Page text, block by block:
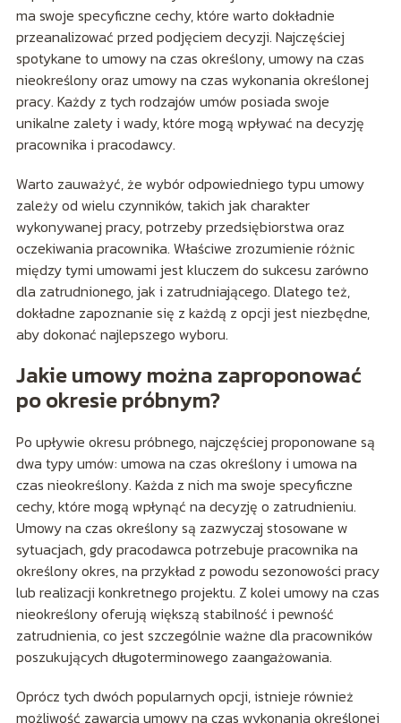
ma swoje specyficzne cechy, które warto dokładnie
przeanalizować przed podjęciem decyzji. Najczęściej
spotykane to umowy na czas określony, umowy na czas
nieokreślony oraz umowy na czas wykonania określonej
pracy. Każdy z tych rodzajów umów posiada swoje
unikalne zalety i wady, które mogą wpływać na decyzję
pracownika i pracodawcy.
Warto zauważyć, że wybór odpowiedniego typu umowy
zależy od wielu czynników, takich jak charakter
wykonywanej pracy, potrzeby przedsiębiorstwa oraz
oczekiwania pracownika. Właściwe zrozumienie różnic
między tymi umowami jest kluczem do sukcesu zarówno
dla zatrudnionego, jak i zatrudniającego. Dlatego też,
dokładne zapoznanie się z każdą z opcji jest niezbędne,
aby dokonać najlepszego wyboru.
Jakie umowy można zaproponować
po okresie próbnym?
Po upływie okresu próbnego, najczęściej proponowane są
dwa typy umów: umowa na czas określony i umowa na
czas nieokreślony. Każda z nich ma swoje specyficzne
cechy, które mogą wpłynąć na decyzję o zatrudnieniu.
Umowy na czas określony są zazwyczaj stosowane w
sytuacjach, gdy pracodawca potrzebuje pracownika na
określony okres, na przykład z powodu sezonowości pracy
lub realizacji konkretnego projektu. Z kolei umowy na czas
nieokreślony oferują większą stabilność i pewność
zatrudnienia, co jest szczególnie ważne dla pracowników
poszukujących długoterminowego zaangażowania.
Oprócz tych dwóch popularnych opcji, istnieje również
możliwość zawarcia umowy na czas wykonania określonej